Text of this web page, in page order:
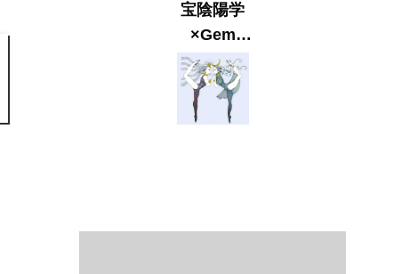
宝陰陽学
×Gem
Muse
【GLITTER
2023